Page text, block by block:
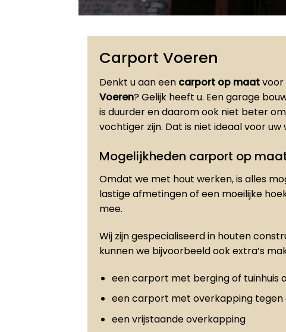
Carport Voeren
Denkt u aan een carport op maatvoor
Voeren? Gelijk heeft u. Een garage
is duurder en daarom ook niet beter
vochtiger zijn. Dat is niet ideaal voor uw
Mogelijkheden carport op
Omdat we met hout werken, is alles
lastige afmetingen of een moeilijke
mee.
Wij zijn gespecialiseerd in houten
kunnen we bijvoorbeeld ook extra’s
een carport met berging of tuinhuis
een carport met overkapping tegen
een vrijstaande overkapping